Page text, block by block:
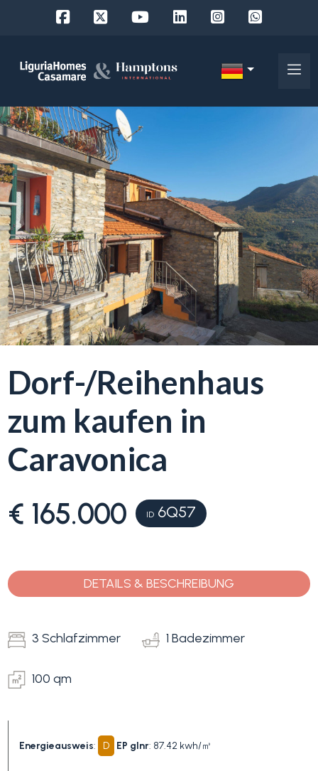
Dorf-/Reihenhaus
zum kaufen in
Caravonica
€ 165.000 ID 6Q57
DETAILS & BESCHREIBUNG
3 Schlafzimmer 1 Badezimmer
100 qm
Energieausweis: D EP glnr: 87.42 kwh/㎥
EN
FR
DE
RU
Über
uns
Unsere
Dienstleistungen
Objektsuche
Blog
Kontakt
Favoriten
Wo
suchen
Sie?
Provinz
Ort
Immobilientyp
-
Mehrfachauswahl
Wohnimmobilien
Preis